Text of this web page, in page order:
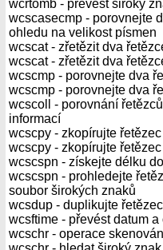
wcrtomb - převést široký
wcscasecmp - porovnejte
ohledu na velikost písmen
wcscat - zřetězit dva
wcscat - zřetězit dva
wcscmp - porovnejte dva
wcscmp - porovnejte dva
wcscoll - porovnání
informací
wcscpy - zkopírujte
wcscpy - zkopírujte
wcscspn - získejte délku
wcscspn - prohledejte
soubor širokých znaků
wcsdup - duplikujte
wcsftime - převést datum
wcschr - operace